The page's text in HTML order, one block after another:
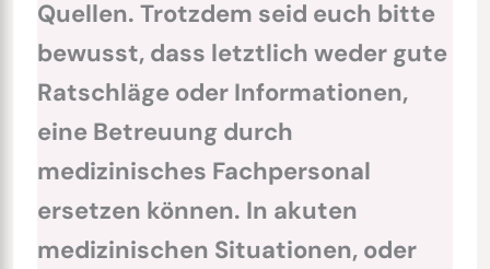
Quellen. Trotzdem seid euch bitte
bewusst, dass letztlich weder gute
Ratschläge oder Informationen,
eine Betreuung durch
medizinisches Fachpersonal
ersetzen können. In akuten
medizinischen Situationen, oder